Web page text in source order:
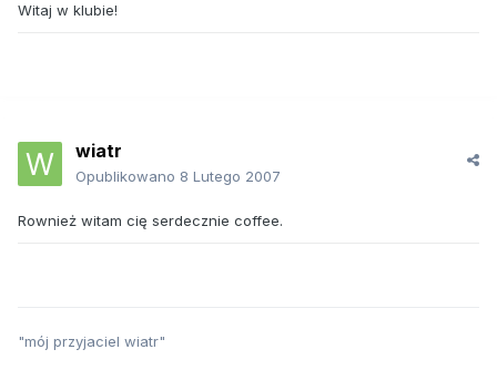
Witaj w klubie!
wiatr
Opublikowano 8 Lutego 2007
Rownież witam cię serdecznie coffee.
"mój przyjaciel wiatr"